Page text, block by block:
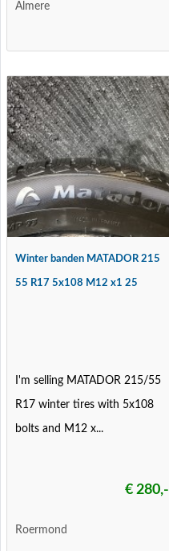
Almere
Winter banden MATADOR 215
55 R17 5x108 M12 x1 25
I'm selling MATADOR 215/55
R17 winter tires with 5x108
bolts and M12 x...
€ 280,-
Roermond